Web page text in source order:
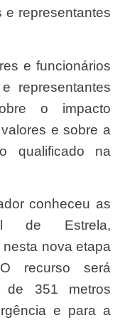
e representantes
representantes
o impacto
e sobre a
qualificado na
de Estrela,
nova etapa
recurso será
de 351 metros
e para a